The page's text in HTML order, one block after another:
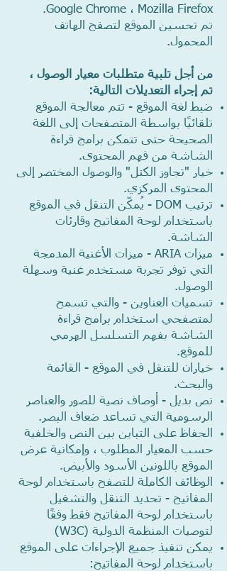
Google Chrome ، Mozilla Firefox.
تم تحسين الموقع لتصفح الهاتف
المحمول.
من أجل تلبية متطلبات معيار الوصول ،
تم إجراء التعديلات التالية:
ضبط لغة الموقع - تتم معالجة الموقع
تلقائيًا بواسطة المتصفحات إلى اللغة
الصحيحة حتى تتمكن برامج قراءة
الشاشة من فهم المحتوى.
خيار "تجاوز الكتل" والوصول المختصر إلى
المحتوى المركزي.
ترتيب DOM - يُمكّن التنقل في الموقع
باستخدام لوحة المفاتيح وقارئات
الشاشة.
ميزات ARIA - ميزات الأغنية المدمجة
التي توفر تجربة مستخدم غنية وسهلة
الوصول.
تسميات العناوين - والتي تسمح
لمتصفحي استخدام برامج قراءة
الشاشة بفهم التسلسل الهرمي
للموقع.
خياران للتنقل في الموقع - القائمة
والبحث.
نص بديل - أوصاف نصية للصور والعناصر
الرسومية التي تساعد ضعاف البصر.
الحفاظ على التباين بين النص والخلفية
حسب المعيار المطلوب ، وإمكانية عرض
الموقع باللونين الأسود والأبيض.
الوظائف الكاملة للتصفح باستخدام لوحة
المفاتيح - تحديد التنقل والتشغيل
باستخدام لوحة المفاتيح فقط وفقًا
لتوصيات المنظمة الدولية (W3C)
يمكن تنفيذ جميع الإجراءات على الموقع
باستخدام لوحة المفاتيح: